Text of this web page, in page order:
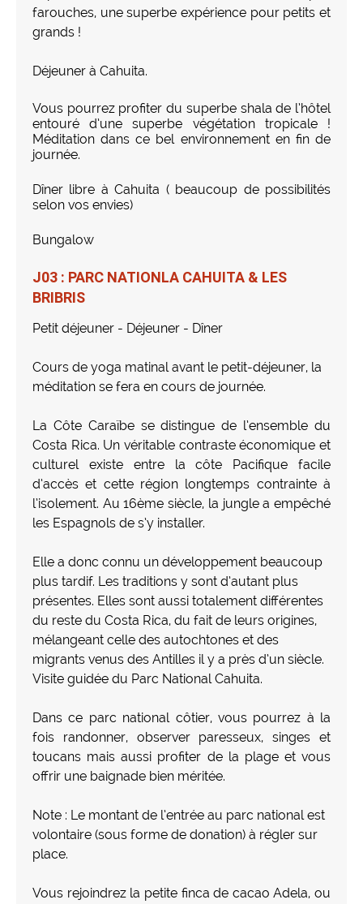
farouches, une superbe expérience pour petits et
grands !
Déjeuner à Cahuita.
Vous pourrez profiter du superbe shala de l’hôtel
entouré d’une superbe végétation tropicale !
Méditation dans ce bel environnement en fin de
journée.
Dîner libre à Cahuita ( beaucoup de possibilités
selon vos envies)
Bungalow
J03 : PARC NATIONLA CAHUITA & LES
BRIBRIS
Petit déjeuner - Déjeuner - Dîner
Cours de yoga matinal avant le petit-déjeuner, la
méditation se fera en cours de journée.
La Côte Caraïbe se distingue de l’ensemble du
Costa Rica. Un véritable contraste économique et
culturel existe entre la côte Pacifique facile
d’accès et cette région longtemps contrainte à
l’isolement. Au 16ème siècle, la jungle a empêché
les Espagnols de s’y installer.
Elle a donc connu un développement beaucoup
plus tardif. Les traditions y sont d’autant plus
présentes. Elles sont aussi totalement différentes
du reste du Costa Rica, du fait de leurs origines,
mélangeant celle des autochtones et des
migrants venus des Antilles il y a près d’un siècle.
Visite guidée du Parc National Cahuita.
Dans ce parc national côtier, vous pourrez à la
fois randonner, observer paresseux, singes et
toucans mais aussi profiter de la plage et vous
offrir une baignade bien méritée.
Note : Le montant de l’entrée au parc national est
volontaire (sous forme de donation) à régler sur
place.
Vous rejoindrez la petite finca de cacao Adela, ou